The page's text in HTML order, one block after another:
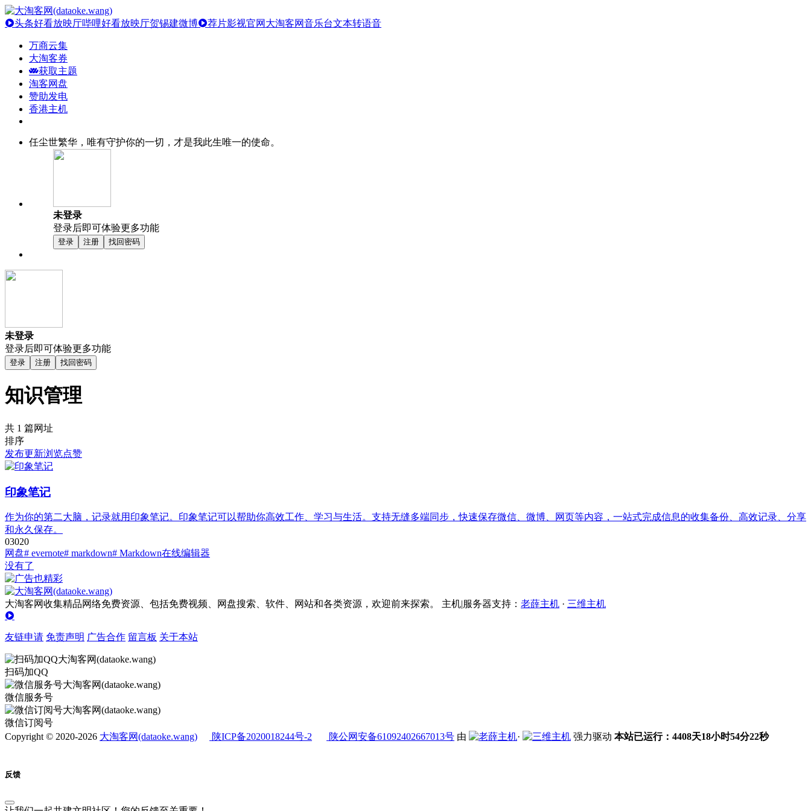
头条好看放映厅哔哩好看放映厅贺锡建微博 荐片影视官网 大淘客网音乐台文本转语音
万商云集
大淘客券
获取主题
淘客网盘
赞助发电
香港主机
任尘世繁华，唯有守护你的一切，才是我此生唯一的使命。
未登录
登录后即可体验更多功能
登录 注册 找回密码
未登录
登录后即可体验更多功能
登录 注册 找回密码
知识管理
共 1 篇网址
排序
发布更新浏览点赞
印象笔记
作为你的第二大脑，记录就用印象笔记。印象笔记可以帮助你高效工作、学习与生活。支持无缝多端同步，快速保存微信、微博、网页等内容，一站式完成信息的收集备份、高效记录、分享
和永久保存。
03020
网盘# evernote# markdown# Markdown在线编辑器
没有了
大淘客网收集精品网络免费资源、包括免费视频、网盘搜索、软件、网站和各类资源，欢迎前来探索。 主机|服务器支持： 老薛主机 · 三维主机
友链申请 免责声明 广告合作 留言板 关于本站
扫码加QQ
微信服务号
微信订阅号
Copyright © 2020-2026 大淘客网(dataoke.wang) 陕ICP备2020018244号-2 陕公网安备61092402667013号 由 · 强力驱动 本站已运行：4408天18小时54分23秒
反馈